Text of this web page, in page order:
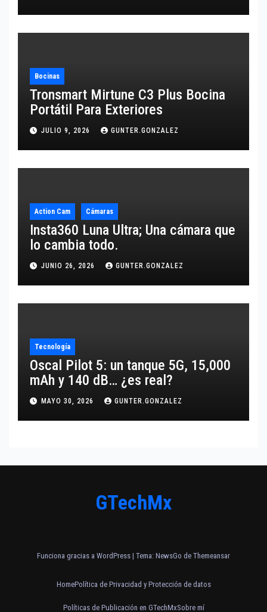
Bocinas
Tronsmart Mirtune C3 Plus Bocina
Portátil Para Exteriores
JULIO 9, 2026 GUNTER.GONZALEZ
Action Cam Cámaras
Insta360 Luna Ultra; Una cámara que
lo cambia todo.
JUNIO 26, 2026 GUNTER.GONZALEZ
Tecnología
Oscal Pilot 5: un tanque 5G, 15,000
mAh y 140 dB… ¿es real?
MAYO 30, 2026 GUNTER.GONZALEZ
GTechMx
Funciona gracias a WordPress | Tema: NewsGo de Themeansar
HomePolítica de Privacidad y Protección de datos
Políticas de Publicación en GTechMxSobre mí